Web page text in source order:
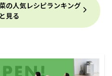
の人気レシピランキング
見る